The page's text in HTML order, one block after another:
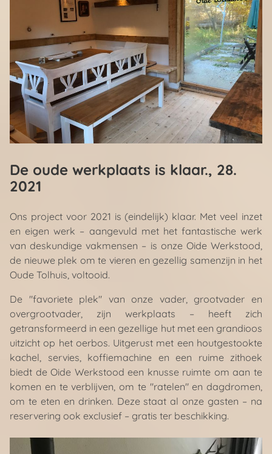
De oude werkplaats is klaar., 28.
2021
Ons project voor 2021 is (eindelijk) klaar. Met veel inzet
en eigen werk – aangevuld met het fantastische werk
van deskundige vakmensen – is onze Oide Werkstood,
de nieuwe plek om te vieren en gezellig samenzijn in het
Oude Tolhuis, voltooid.
De "favoriete plek" van onze vader, grootvader en
overgrootvader, zijn werkplaats – heeft zich
getransformeerd in een gezellige hut met een grandioos
uitzicht op het oerbos. Uitgerust met een houtgestookte
kachel, servies, koffiemachine en een ruime zithoek
biedt de Oide Werkstood een knusse ruimte om aan te
komen en te verblijven, om te "ratelen" en dagdromen,
om te eten en drinken. Deze staat al onze gasten – na
reservering ook exclusief – gratis ter beschikking.